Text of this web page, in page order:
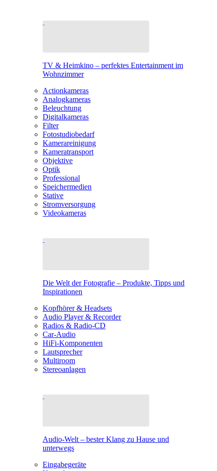
TV & Heimkino – perfektes Entertainment im
Wohnzimmer
Actionkameras
Analogkameras
Beleuchtung
Digitalkameras
Filter
Fotostudiobedarf
Kamerareinigung
Kameratransport
Objektive
Optik
Professional
Speichermedien
Stative
Stromversorgung
Videokameras
Die Welt der Fotografie – Produkte, Tipps und
Inspirationen
Kopfhörer & Headsets
Audio Player & Recorder
Radios & Radio-CD
Car-Audio
HiFi-Komponenten
Lautsprecher
Multiroom
Stereoanlagen
Audio-Welt – bester Klang zu Hause und
unterwegs
Eingabegeräte